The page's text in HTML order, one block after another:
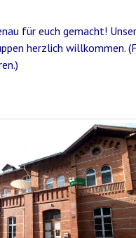
für euch gemacht!
herzlich willkommen.